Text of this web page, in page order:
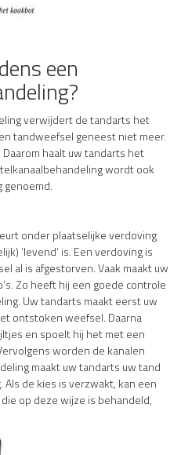
een
verwijdert de tandarts het
tandweefsel geneest niet meer.
haalt uw tandarts het
wordt ook
genoemd.
onder plaatselijke verdoving
‘levend’ is. Een verdoving is
al is afgestorven. Vaak maakt uw
Zo heeft hij een goede controle
Uw tandarts maakt eerst uw
ontstoken weefsel. Daarna
en spoelt hij het met een
worden de kanalen
maakt uw tandarts uw tand
de kies is verzwakt, kan een
op deze wijze is behandeld,